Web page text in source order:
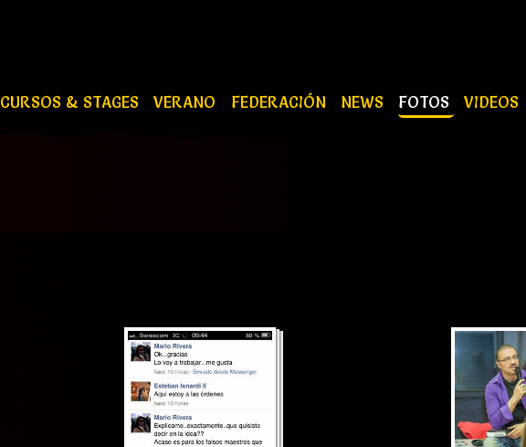
CURSOS & STAGES VERANO FEDERACIÓN NEWS FOTOS VIDEOS